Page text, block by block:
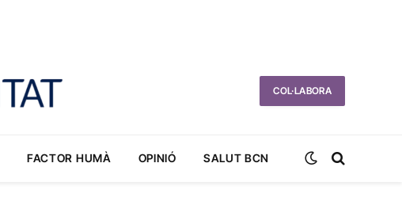
COL·LABORA
FACTOR HUMÀ OPINIÓ SALUT BCN